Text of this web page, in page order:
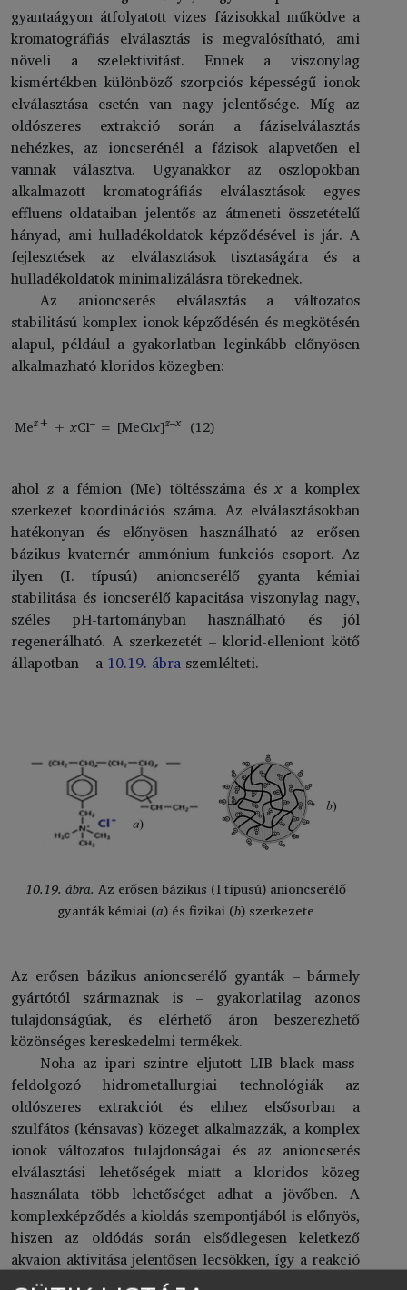
gyantaágyon átfolyatott vizes fázisokkal működve a
kromatográfiás elválasztás is megvalósítható, ami
növeli a szelektivitást. Ennek a viszonylag
kismértékben különböző szorpciós képességű ionok
elválasztása esetén van nagy jelentősége. Míg az
oldószeres extrakció során a fáziselválasztás
nehézkes, az ioncserénél a fázisok alapvetően el
vannak választva. Ugyanakkor az oszlopokban
alkalmazott kromatográfiás elválasztások egyes
effluens oldataiban jelentős az átmeneti összetételű
hányad, ami hulladékoldatok képződésével is jár. A
fejlesztések az elválasztások tisztaságára és a
hulladékoldatok minimalizálásra törekednek.
Az anioncserés elválasztás a változatos
stabilitású komplex ionok képződésén és megkötésén
alapul, például a gyakorlatban leginkább előnyösen
alkalmazható kloridos közegben:
Mez+ + xCl– = [MeClx]z–x (12)
ahol za fémion (Me) töltésszáma ésxa komplex
szerkezet koordinációs száma. Az elválasztásokban
hatékonyan és előnyösen használható az erősen
bázikus kvaternér ammónium funkciós csoport. Az
ilyen (I. típusú) anioncserélő gyanta kémiai
stabilitása és ioncserélő kapacitása viszonylag nagy,
széles pH-tartományban használható és jól
regenerálható. A szerkezetét – klorid-elleniont kötő
állapotban – a 10.19. ábra szemlélteti.
10.19. ábra. Az erősen bázikus (I típusú) anioncserélő
gyanták kémiai (a) és fizikai (b) szerkezete
Az erősen bázikus anioncserélő gyanták – bármely
gyártótól származnak is – gyakorlatilag azonos
tulajdonságúak, és elérhető áron beszerezhető
közönséges kereskedelmi termékek.
Noha az ipari szintre eljutott LIB black mass-
feldolgozó hidrometallurgiai technológiák az
oldószeres extrakciót és ehhez elsősorban a
szulfátos (kénsavas) közeget alkalmazzák, a komplex
ionok változatos tulajdonságai és az anioncserés
elválasztási lehetőségek miatt a kloridos közeg
használata több lehetőséget adhat a jövőben. A
komplexképződés a kioldás szempontjából is előnyös,
hiszen az oldódás során elsődlegesen keletkező
akvaion aktivitása jelentősen lecsökken, így a reakció
termodinamikai és kinetikai szempontból is